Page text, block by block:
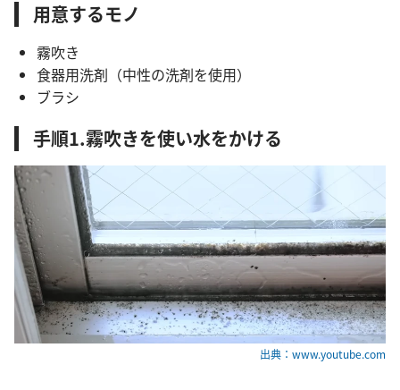
用意するモノ
霧吹き
食器用洗剤（中性の洗剤を使用）
ブラシ
手順1.霧吹きを使い水をかける
出典：www.youtube.com